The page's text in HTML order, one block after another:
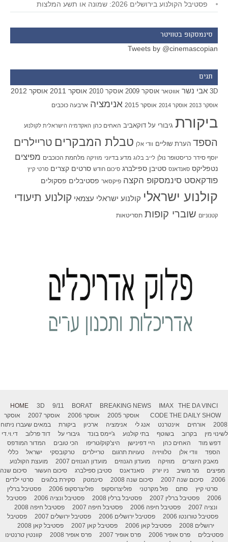
פסטיבל הקולנוע בירושלים 2026: שמונה או תשע המלצות
סינמסקופ בטוויטר
Tweets by @cinemascopian
תגים
3D אבי נשר אווטאר אוסקר 2009 אוסקר 2010 אוסקר 2011 אוסקר 2012
אוסקר 2013 אוסקר 2014 אוסקר 2015 אנימציה ארבעה כוכבים
ביקורת גיבורי על דוקאביב האחים כהן האקדמיה הישראלית לקולנוע
הספד הערת שוליים וודי אלן טבלת המבקרים טריילרים
יוסף סידר כריסטופר נולן לייב בלוג מדע בדיוני מוזיקה מלחמת הכוכבים מפיצים
נטפליקס סאנדאנס סטיבן ספילברג סיכום חודש סרטים קצרים סרטי קיץ
פודקאסט סינמסקופ הקצה פיקסאר פסטיבלים פסקולים
קולנוע ישראלי קולנוע ישראלי עצמאי קולנוע תיעודי
קטנוניזם שוברי קופות תסריטאות
HOME 3D 9/11 BORAT BREAKING NEWS IMAX
THE DA VINCI
CODE THE DAILY SHOW אוסקר 2005 אוסקר 2006 אוסקר 2007
אוסקר
2008
אורחים אינטרנט אנג לי אנימציה ארכיון ביקורת
במאים שעברו ניתוח
לשינוי מין
בקרוב בשוטף בתי קולנוע ג'יימס בונד גיבורי על דוד פרלוב
די.וי.די
דפש מוד
האחים כהן היי דפינישן היצ'קוק/טריפו הכי טובים
המדור המודפס
הספד
וודי אלן טלוויזיה טעויות תרגום טריילרים טרקובסקי ישראל
כללי
מאבק היוצרים
מוזיקה מועדון הגנוזים מועדון הגנוזים 2007
מועצת הקולנוע
מפיצים
מר משיב ניו יורק סאנדאנס סטיבן ספילברג סיכום העשור
סיכום שנה
2006
סיכום שנה 2007 סיכום שנה 2008 סינמטק סקירת בלוגים
סרטי ילדים
סרטי קיץ
סתם פול מקרטני פוליצרוסקופ פוליצרסקופ 2006
פסטיבל ברלין
2006
פסטיבל ברלין 2007 פסטיבל ברלין 2008 פסטיבל ונציה 2006
פסטיבל
ונציה 2007
פסטיבל חיפה 2006 פסטיבל חיפה 2007
פסטיבל חיפה 2008
פסטיבל טורונטו 2006
פסטיבל ירושלים 2006 פסטיבל ירושלים 2007
פסטיבל
ירושלים 2008
פסטיבל קאן 2006 פסטיבל קאן 2007
פסטיבל קאן 2008
פסטיבלים
פרס אופיר 2006 פרס אופיר 2007 פרס אופיר 2008
קוונטין טרנטינו